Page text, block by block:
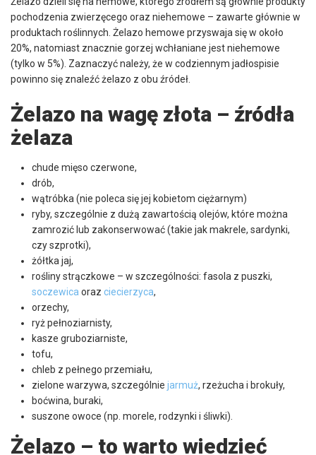
pochodzenia zwierzęcego oraz niehemowe – zawarte głównie w
produktach roślinnych. Żelazo hemowe przyswaja się w około
20%, natomiast znacznie gorzej wchłaniane jest niehemowe
(tylko w 5%). Zaznaczyć należy, że w codziennym jadłospisie
powinno się znaleźć żelazo z obu źródeł.
Żelazo na wagę złota – źródła
żelaza
chude mięso czerwone,
drób,
wątróbka (nie poleca się jej kobietom ciężarnym)
ryby, szczególnie z dużą zawartością olejów, które można
zamrozić lub zakonserwować (takie jak makrele, sardynki,
czy szprotki),
żółtka jaj,
rośliny strączkowe – w szczególności: fasola z puszki,
soczewica oraz ciecierzyca,
orzechy,
ryż pełnoziarnisty,
kasze gruboziarniste,
tofu,
chleb z pełnego przemiału,
zielone warzywa, szczególnie jarmuż, rzeżucha i brokuły,
boćwina, buraki,
suszone owoce (np. morele, rodzynki i śliwki).
Żelazo – to warto wiedzieć